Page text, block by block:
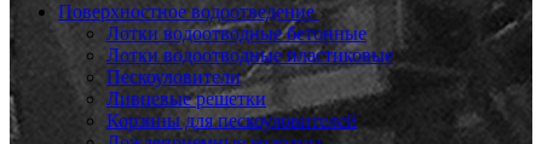
Поверхностное водоотведение
Лотки водоотводные бетонные
Лотки водоотводные пластиковые
Пескоуловители
Ливневые решетки
Корзины для пескоуловителей